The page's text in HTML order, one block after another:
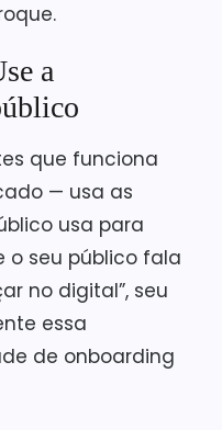
a
que funciona
— usa as
usa para
o seu público fala
no digital”, seu
essa
de onboarding